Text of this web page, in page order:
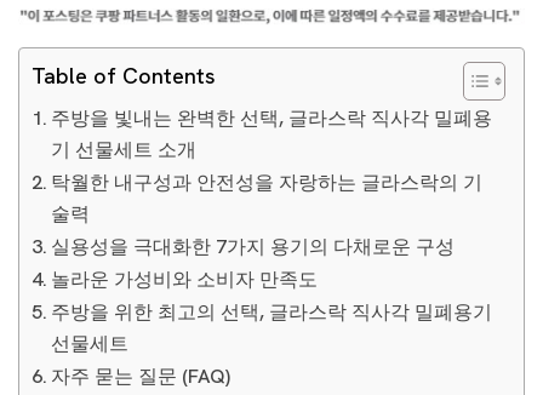
Table of Contents
주방을 빛내는 완벽한 선택, 글라스락 직사각 밀폐용
기 선물세트 소개
탁월한 내구성과 안전성을 자랑하는 글라스락의 기
술력
실용성을 극대화한 7가지 용기의 다채로운 구성
놀라운 가성비와 소비자 만족도
주방을 위한 최고의 선택, 글라스락 직사각 밀폐용기
선물세트
자주 묻는 질문 (FAQ)